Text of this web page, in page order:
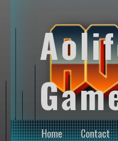
Home Contact